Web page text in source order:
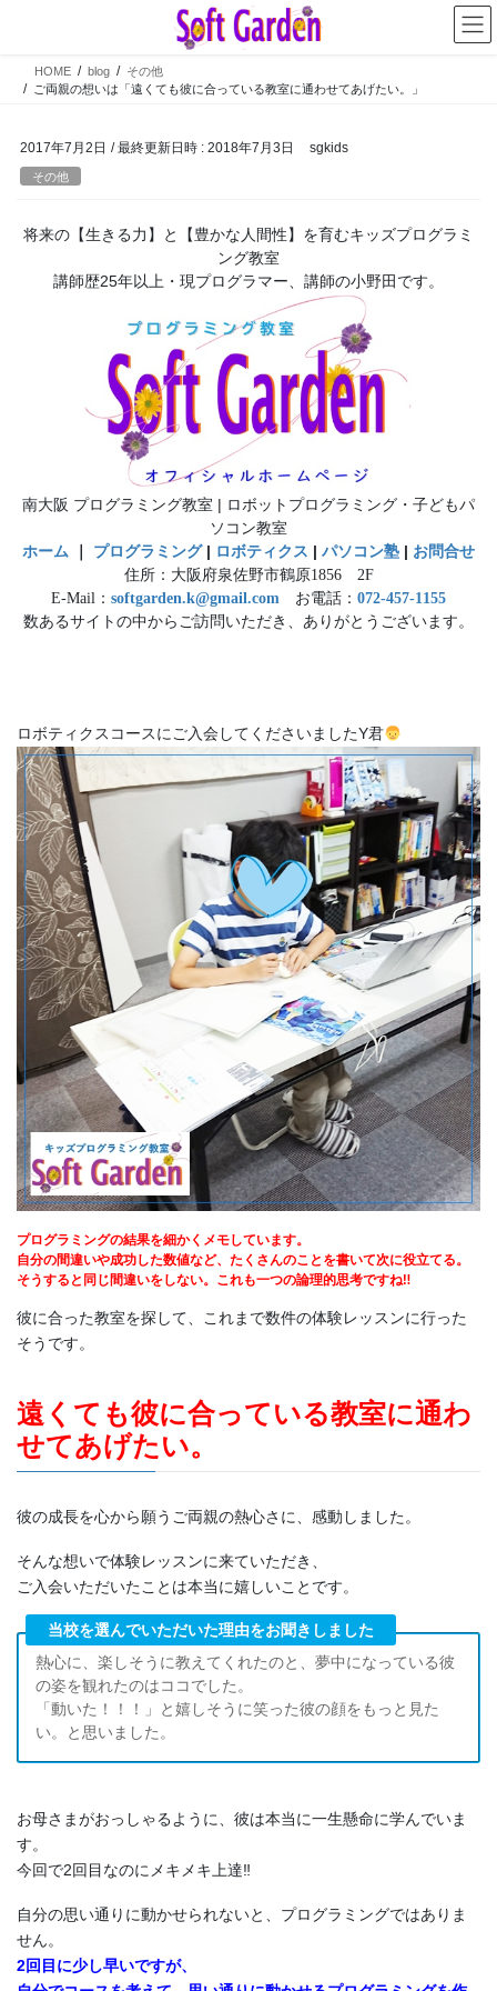
HOME blog
その他
ご両親の想いは「遠くても彼に合っている教室に通わせてあげたい。」
2017年7月2日 / 最終更新日時 : 2018年7月3日 sgkids
その他
将来の【生きる力】と【豊かな人間性】を育むキッズプログラミ
ング教室
講師歴25年以上・現プログラマー、講師の小野田です。
南大阪 プログラミング教室 | ロボットプログラミング・子どもパ
ソコン教室
ホーム ｜ プログラミング| ロボティクス | パソコン塾 | お問合せ
住所：大阪府泉佐野市鶴原1856 2F
E-Mail： softgarden.k@gmail.com お電話： 072-457-1155
数あるサイトの中からご訪問いただき、ありがとうございます。
ロボティクスコースにご入会してくださいましたY君
プログラミングの結果を細かくメモしています。
自分の間違いや成功した数値など、たくさんのことを書いて次に役立てる。
そうすると同じ間違いをしない。これも一つの論理的思考ですね‼
彼に合った教室を探して、これまで数件の体験レッスンに行った
そうです。
遠くても彼に合っている教室に通わ
せてあげたい。
彼の成長を心から願うご両親の熱心さに、感動しました。
そんな想いで体験レッスンに来ていただき、
ご入会いただいたことは本当に嬉しいことです。
当校を選んでいただいた理由をお聞きしました
熱心に、楽しそうに教えてくれたのと、夢中になっている彼
の姿を観れたのはココでした。
「動いた！！！」と嬉しそうに笑った彼の顔をもっと見た
い。と思いました。
お母さまがおっしゃるように、彼は本当に一生懸命に学んでいま
す。
今回で2回目なのにメキメキ上達‼
自分の思い通りに動かせられないと、プログラミングではありま
せん。
2回目に少し早いですが、